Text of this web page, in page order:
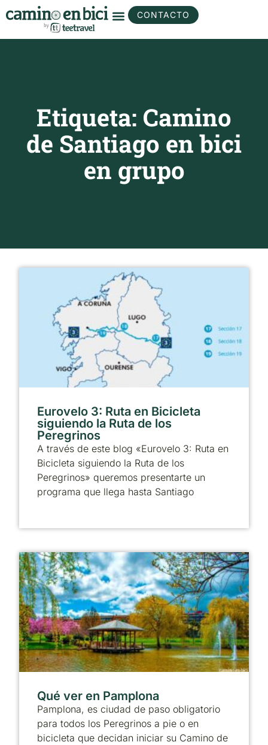
CONTACTO
Etiqueta: Camino
de Santiago en bici
en grupo
Eurovelo 3: Ruta en Bicicleta
siguiendo la Ruta de los
Peregrinos
A través de este blog «Eurovelo 3: Ruta en
Bicicleta siguiendo la Ruta de los
Peregrinos» queremos presentarte un
programa que llega hasta Santiago
Qué ver en Pamplona
Pamplona, es ciudad de paso obligatorio
para todos los Peregrinos a pie o en
bicicleta que decidan iniciar su Camino de